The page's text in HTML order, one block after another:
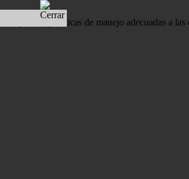
higiene y prácticas de manejo adecuadas a las